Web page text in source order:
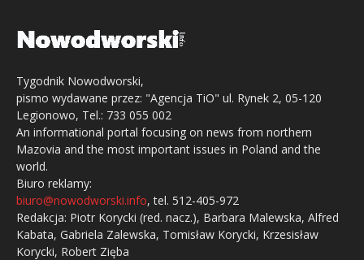
Tygodnik Nowodworski,
pismo wydawane przez: "Agencja TiO" ul. Rynek 2, 05-120
Legionowo, Tel.: 733 055 002
An informational portal focusing on news from northern
Mazovia and the most important issues in Poland and the
world.
Biuro reklamy:
biuro@nowodworski.info, tel. 512-405-972
Redakcja: Piotr Korycki (red. nacz.), Barbara Malewska, Alfred
Kabata, Gabriela Zalewska, Tomisław Korycki, Krzesisław
Korycki, Robert Zięba